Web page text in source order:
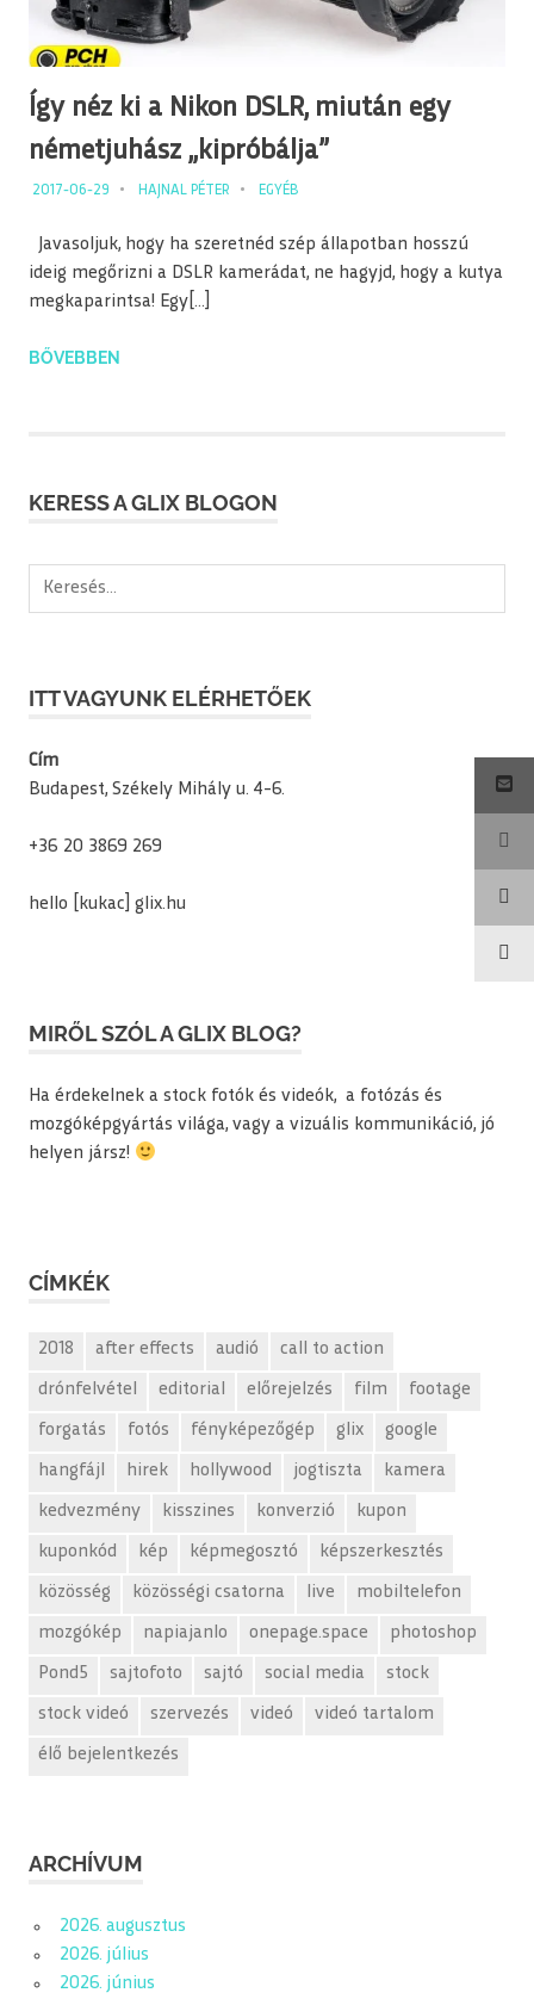
Így néz ki a Nikon DSLR, miután egy
németjuhász „kipróbálja”
2017-06-29 HAJNAL PÉTER EGYÉB
Javasoljuk, hogy ha szeretnéd szép állapotban hosszú
ideig megőrizni a DSLR kamerádat, ne hagyjd, hogy a kutya
megkaparintsa! Egy[…]
BŐVEBBEN
KERESS A GLIX BLOGON
Keresés:
ITT VAGYUNK ELÉRHETŐEK
Cím
Budapest, Székely Mihály u. 4-6.
+36 20 3869 269
hello [kukac] glix.hu
MIRŐL SZÓL A GLIX BLOG?
Ha érdekelnek a stock fotók és videók, a fotózás és
mozgóképgyártás világa, vagy a vizuális kommunikáció, jó
helyen jársz!
CÍMKÉK
2018 after effects audió call to action
drónfelvétel editorial előrejelzés film footage
forgatás fotós fényképezőgép glix google
hangfájl hirek hollywood jogtiszta kamera
kedvezmény kisszines konverzió kupon
kuponkód kép képmegosztó képszerkesztés
közösség közösségi csatorna live mobiltelefon
mozgókép napiajanlo onepage.space photoshop
Pond5 sajtofoto sajtó social media stock
stock videó szervezés videó videó tartalom
élő bejelentkezés
ARCHÍVUM
2026. augusztus
2026. július
2026. június